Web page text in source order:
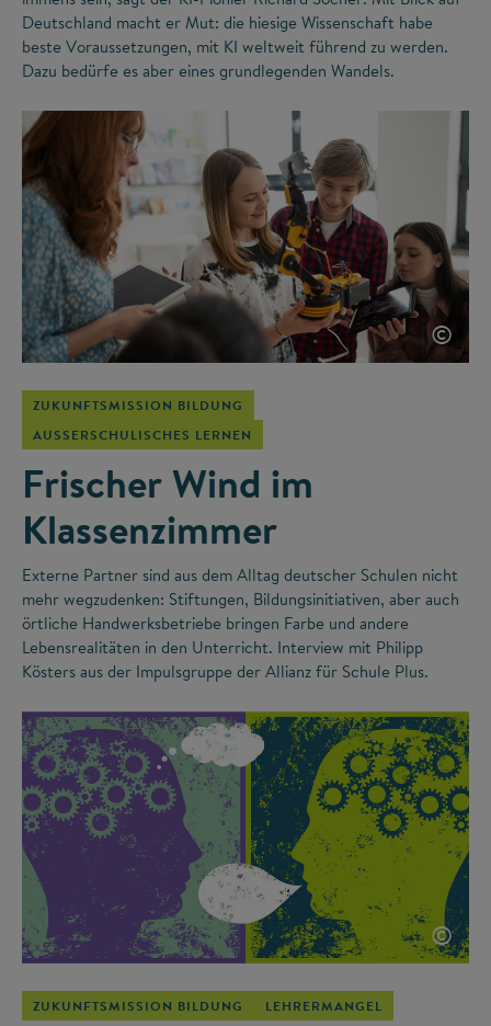
Deutschland macht er Mut: die hiesige Wissenschaft habe
beste Voraussetzungen, mit KI weltweit führend zu werden.
Dazu bedürfe es aber eines grundlegenden Wandels.
©
ZUKUNFTSMISSION BILDUNG
AUSSERSCHULISCHES LERNEN
Frischer Wind im
Klassenzimmer
Externe Partner sind aus dem Alltag deutscher Schulen nicht
mehr wegzudenken: Stiftungen, Bildungsinitiativen, aber auch
örtliche Handwerksbetriebe bringen Farbe und andere
Lebensrealitäten in den Unterricht. Interview mit Philipp
Kösters aus der Impulsgruppe der Allianz für Schule Plus.
©
ZUKUNFTSMISSION BILDUNG LEHRERMANGEL